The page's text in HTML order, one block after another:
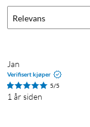
Relevans
Jan
Verifisert kjøper
5/5
1 år siden